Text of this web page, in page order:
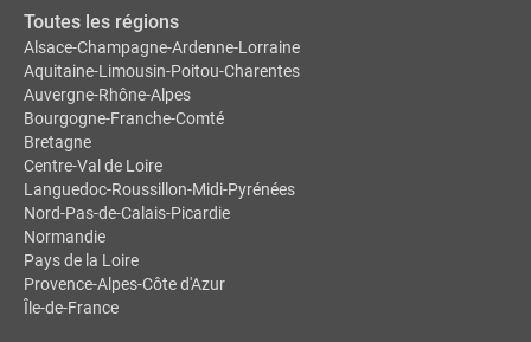
Toutes les régions
Alsace-Champagne-Ardenne-Lorraine
Aquitaine-Limousin-Poitou-Charentes
Auvergne-Rhône-Alpes
Bourgogne-Franche-Comté
Bretagne
Centre-Val de Loire
Languedoc-Roussillon-Midi-Pyrénées
Nord-Pas-de-Calais-Picardie
Normandie
Pays de la Loire
Provence-Alpes-Côte d'Azur
Île-de-France